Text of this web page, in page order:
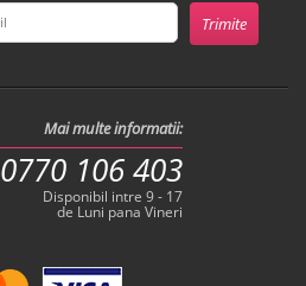
Mai multe informatii:
0770 106 403
Disponibil intre 9 - 17
de Luni pana Vineri